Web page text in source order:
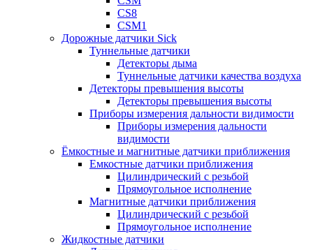
CS8
CSM1
Дорожные датчики Sick
Туннельные датчики
Детекторы дыма
Туннельные датчики качества воздуха
Детекторы превышения высоты
Детекторы превышения высоты
Приборы измерения дальности видимости
Приборы измерения дальности
видимости
Ёмкостные и магнитные датчики приближения
Емкостные датчики приближения
Цилиндрический с резьбой
Прямоугольное исполнение
Магнитные датчики приближения
Цилиндрический с резьбой
Прямоугольное исполнение
Жидкостные датчики